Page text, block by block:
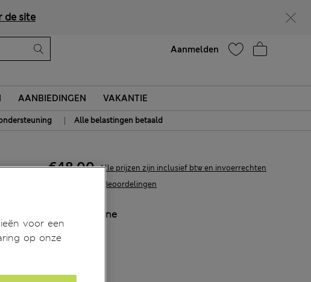
de site
Aanmelden
AANBIEDINGEN VAKANTIE
| Alle belastingen betaald
547 Beoordelingen
€48,00 Alle prijzen zijn inclusief btw en invoerrechten
Marine
Uitverkocht
voor een
op onze